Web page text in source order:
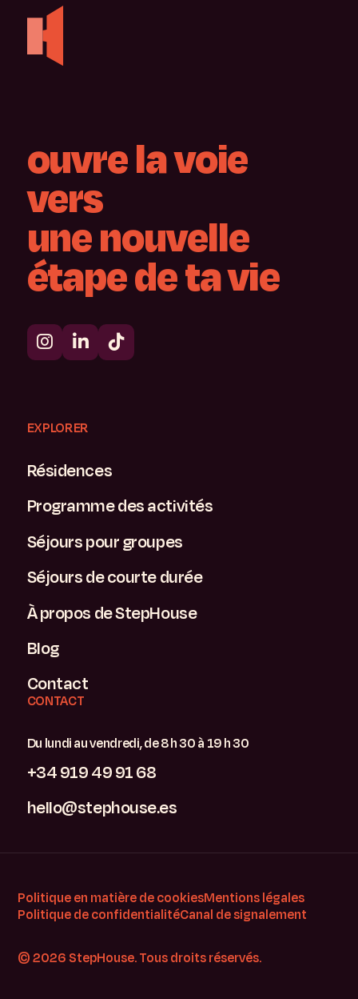
ouvrelavoie
vers
unenouvelle
étapedetavie
EXPLORER
Résidences
Programme des activités
Séjours pour groupes
Séjours de courte durée
À propos de StepHouse
Blog
Contact
CONTACT
Du lundi au vendredi, de 8 h 30 à 19 h 30
+34 919 49 91 68
hello@stephouse.es
Politique en matière de cookiesMentions légales
Politique de confidentialitéCanal de signalement
© 2026 StepHouse. Tous droits réservés.